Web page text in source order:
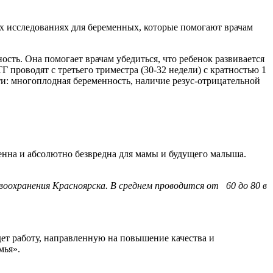
исследованиях для беременных, которые помогают врачам
Она помогает врачам убедиться, что ребенок развивается
с третьего триместра (30-32 недели) с кратностью 1
многоплодная беременность, наличие резус-отрицательной
и абсолютно безвредна для мамы и будущего малыша.
Красноярска. В среднем проводится от 60 до 80 в
работу, направленную на повышение качества и